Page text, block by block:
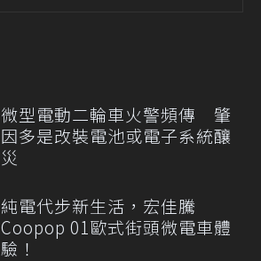
微型電動二輪車火警頻傳 肇
因多是改裝電池或電子系統釀
災
純電代步新生活，宏佳騰
Coopop 01歐式街頭微電車體
驗！